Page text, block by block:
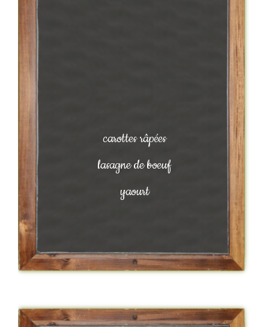
carottes râpées
lasagne de boeuf
yaourt